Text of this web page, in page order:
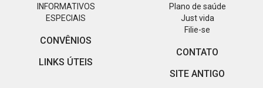
INFORMATIVOS
ESPECIAIS
CONVÊNIOS
LINKS ÚTEIS
Plano de saúde
Just vida
Filie-se
CONTATO
SITE ANTIGO